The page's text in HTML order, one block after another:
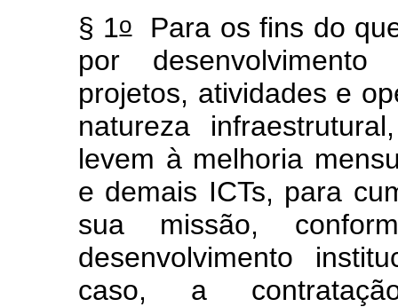
§ 1oPara os fins do
por
projetos, atividades e
natureza
levem à melhoria
e demais ICTs, para
sua missão,
desenvolvimento
caso, a